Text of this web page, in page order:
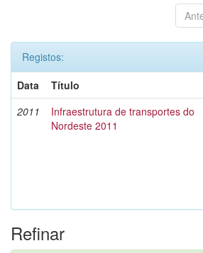
Registos:
Data
Título
2011
Infraestrutura de transportes do
Nordeste 2011
Refinar